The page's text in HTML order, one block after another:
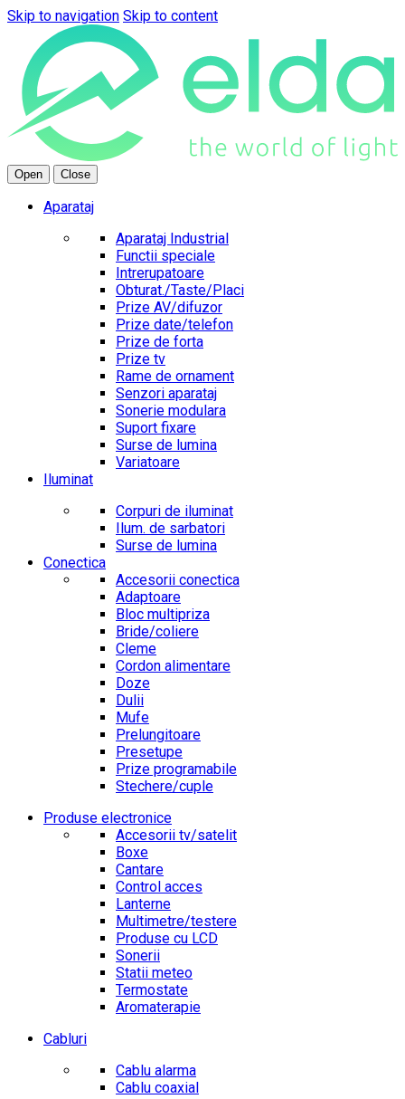
Skip to navigation Skip to content
Open Close
Aparataj
Aparataj Industrial
Functii speciale
Intrerupatoare
Obturat./Taste/Placi
Prize AV/difuzor
Prize date/telefon
Prize de forta
Prize tv
Rame de ornament
Senzori aparataj
Sonerie modulara
Suport fixare
Surse de lumina
Variatoare
Iluminat
Corpuri de iluminat
Ilum. de sarbatori
Surse de lumina
Conectica
Accesorii conectica
Adaptoare
Bloc multipriza
Bride/coliere
Cleme
Cordon alimentare
Doze
Dulii
Mufe
Prelungitoare
Presetupe
Prize programabile
Stechere/cuple
Produse electronice
Accesorii tv/satelit
Boxe
Cantare
Control acces
Lanterne
Multimetre/testere
Produse cu LCD
Sonerii
Statii meteo
Termostate
Aromaterapie
Cabluri
Cablu alarma
Cablu coaxial